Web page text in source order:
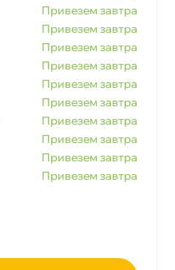
Привезем завтра
Привезем завтра
Привезем завтра
Привезем завтра
Привезем завтра
Привезем завтра
Привезем завтра
Привезем завтра
Привезем завтра
Привезем завтра